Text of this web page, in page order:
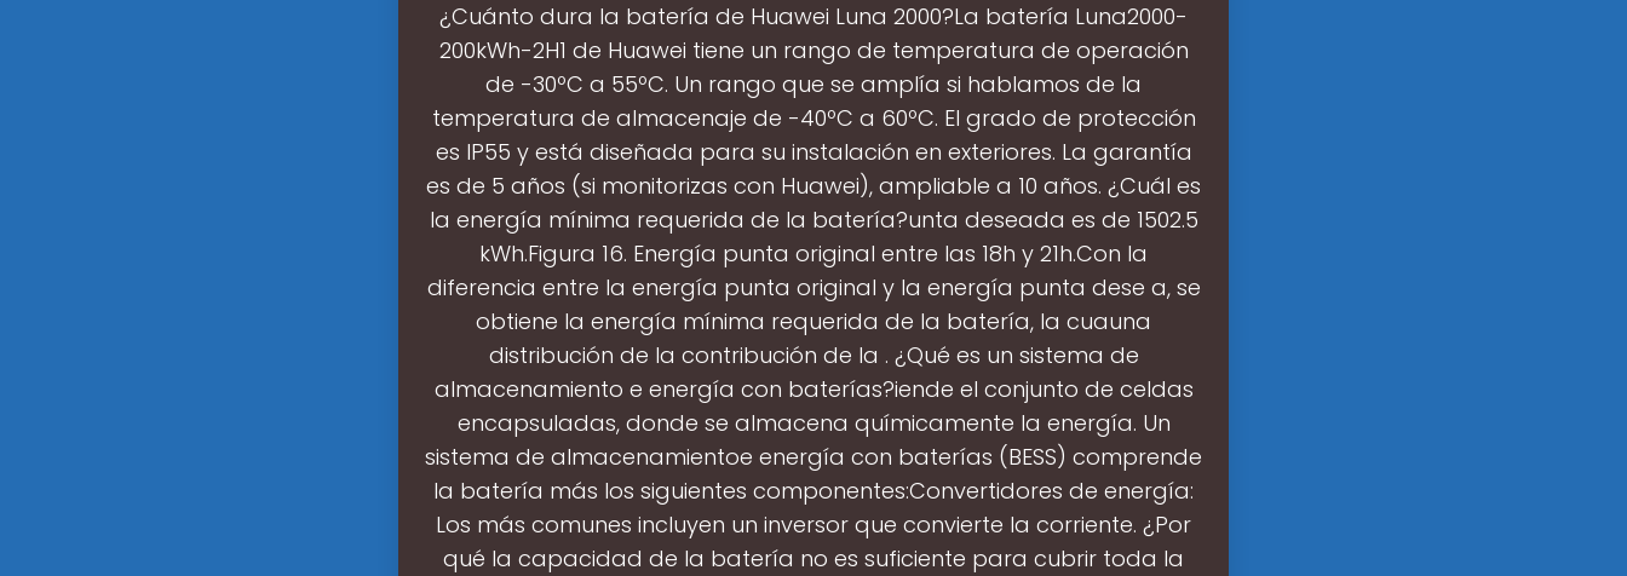
¿Cuánto dura la batería de Huawei Luna 2000?La batería Luna2000-
200kWh-2H1 de Huawei tiene un rango de temperatura de operación
de -30ºC a 55ºC. Un rango que se amplía si hablamos de la
temperatura de almacenaje de -40ºC a 60ºC. El grado de protección
es IP55 y está diseñada para su instalación en exteriores. La garantía
es de 5 años (si monitorizas con Huawei), ampliable a 10 años. ¿Cuál es
la energía mínima requerida de la batería?unta deseada es de 1502.5
kWh.Figura 16. Energía punta original entre las 18h y 21h.Con la
diferencia entre la energía punta original y la energía punta dese a, se
obtiene la energía mínima requerida de la batería, la cuauna
distribución de la contribución de la . ¿Qué es un sistema de
almacenamiento e energía con baterías?iende el conjunto de celdas
encapsuladas, donde se almacena químicamente la energía. Un
sistema de almacenamientoe energía con baterías (BESS) comprende
la batería más los siguientes componentes:Convertidores de energía:
Los más comunes incluyen un inversor que convierte la corriente. ¿Por
qué la capacidad de la batería no es suficiente para cubrir toda la